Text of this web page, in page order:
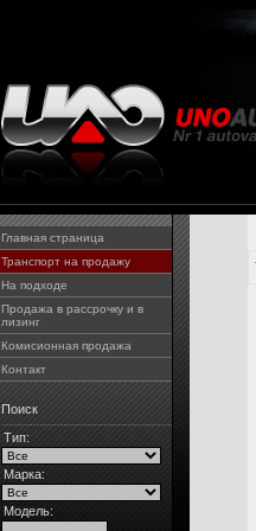
Главная страница
Транспорт на продажу
На подходе
Продажа в рассрочку и в
лизинг
Комисионная продажа
Контакт
Поиск
Тип:
Марка:
Модель: